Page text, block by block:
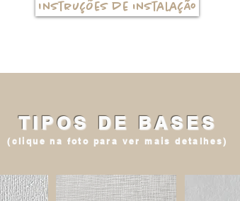
Instruções de instalação
TIPOS DE BASES
(clique na foto para ver mais detalhes)